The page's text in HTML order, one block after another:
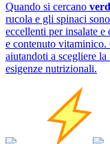
Quando si cercano
rucola e gli spinaci
eccellenti per insalate e
e contenuto vitaminico.
aiutandoti a scegliere
esigenze nutrizionali.